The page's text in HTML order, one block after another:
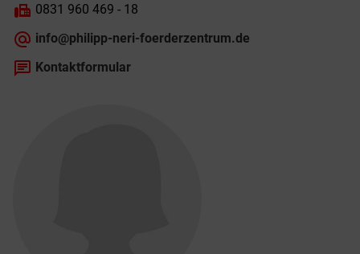
fax 0831 960 469 - 18
alternate_email info@philipp-neri-foerderzentrum.de
chat Kontaktformular